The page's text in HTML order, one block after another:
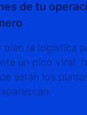
de tu
bien la logística
un pico viral,
están los